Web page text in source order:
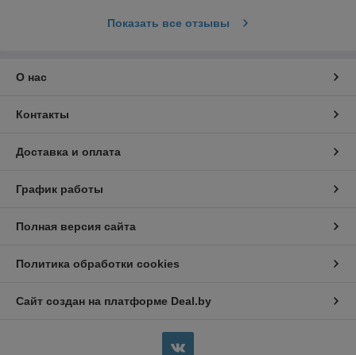
Показать все отзывы
О нас
Контакты
Доставка и оплата
График работы
Полная версия сайта
Политика обработки cookies
Сайт создан на платформе Deal.by